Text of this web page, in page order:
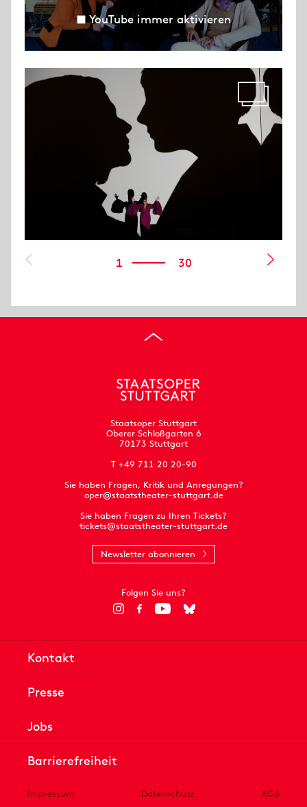
YouTube immer aktivieren
1 30
Staatsoper Stuttgart
Oberer Schloßgarten 6
70173 Stuttgart
T +49 711 20 20-90
Sie haben Fragen, Kritik und Anregungen?
oper@staatstheater-stuttgart.de
Sie haben Fragen zu Ihren Tickets?
tickets@staatstheater-stuttgart.de
Newsletter abonnieren
Folgen Sie uns?
Kontakt
Presse
Jobs
Barrierefreiheit
Impressum Datenschutz AGB